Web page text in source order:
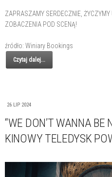
ZAPRASZAMY SERDECZNIE, ŻYCZYMY
ZOBACZENIA POD SCENĄ!
źródło: Winiary Bookings
Czytaj dalej...
26 LIP 2024
“WE DON’T WANNA BE
KINOWY TELEDYSK